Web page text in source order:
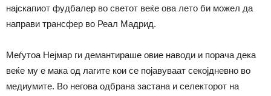
најскапиот фудбалер во светот веќе ова лето би можел да
направи трансфер во Реал Мадрид.
Меѓутоа Нејмар ги демантираше овие наводи и порача дека
веќе му е мака од лагите кои се појавуваат секојдневно во
медиумите. Во негова одбрана застана и селекторот на